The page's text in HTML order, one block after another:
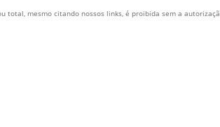
total, mesmo citando nossos links, é proibida sem a